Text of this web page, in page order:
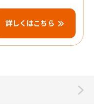
詳しくはこちら